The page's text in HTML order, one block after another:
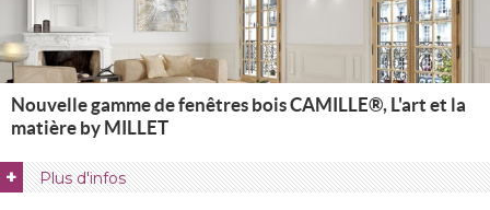
Nouvelle gamme de fenêtres bois CAMILLE®, L'art et la
matière by MILLET
+ Plus d'infos